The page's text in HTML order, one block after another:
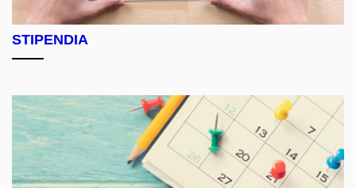
STIPENDIA